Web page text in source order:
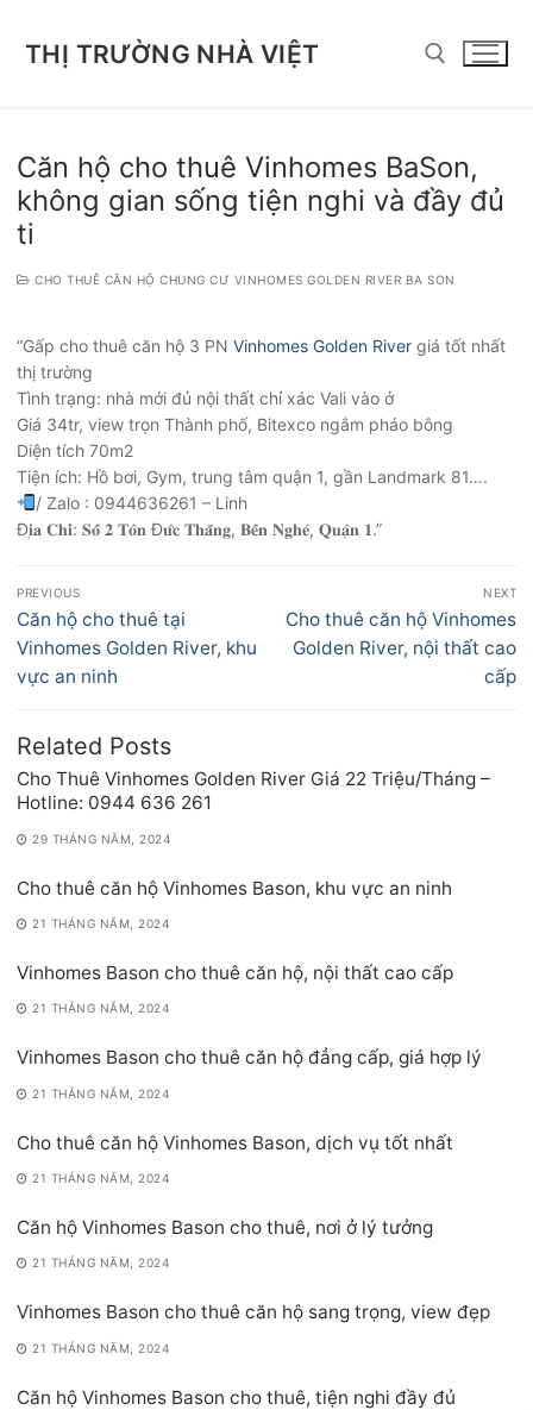
THỊ TRƯỜNG NHÀ VIỆT
Căn hộ cho thuê Vinhomes BaSon,
không gian sống tiện nghi và đầy đủ
ti
CHO THUÊ CĂN HỘ CHUNG CƯ VINHOMES GOLDEN RIVER BA SON
“Gấp cho thuê căn hộ 3 PN Vinhomes Golden River giá tốt nhất
thị trường
Tình trạng: nhà mới đủ nội thất chỉ xác Vali vào ở
Giá 34tr, view trọn Thành phố, Bitexco ngắm pháo bông
Diện tích 70m2
Tiện ích: Hồ bơi, Gym, trung tâm quận 1, gần Landmark 81….
/ Zalo : 0944636261 – Linh
Đ𝐢̣𝐚 𝐂𝐡𝐢̉: 𝐒𝐨̂́ 𝟐 𝐓𝐨̂𝐧 Đ𝐮̛́𝐜 𝐓𝐡𝐚̆́𝐧𝐠, 𝐁𝐞̂́𝐧 𝐍𝐠𝐡𝐞́, 𝐐𝐮𝐚̣̂𝐧 𝟏.”
Điều
hướng
bài
viết
PREVIOUS
Previous
post:
Căn hộ cho thuê tại
Vinhomes Golden River, khu
vực an ninh
NEXT
Next
post:
Cho thuê căn hộ Vinhomes
Golden River, nội thất cao
cấp
Related Posts
Cho Thuê Vinhomes Golden River Giá 22 Triệu/Tháng –
Hotline: 0944 636 261
29 THÁNG NĂM, 2024
Cho thuê căn hộ Vinhomes Bason, khu vực an ninh
21 THÁNG NĂM, 2024
Vinhomes Bason cho thuê căn hộ, nội thất cao cấp
21 THÁNG NĂM, 2024
Vinhomes Bason cho thuê căn hộ đẳng cấp, giá hợp lý
21 THÁNG NĂM, 2024
Cho thuê căn hộ Vinhomes Bason, dịch vụ tốt nhất
21 THÁNG NĂM, 2024
Căn hộ Vinhomes Bason cho thuê, nơi ở lý tưởng
21 THÁNG NĂM, 2024
Vinhomes Bason cho thuê căn hộ sang trọng, view đẹp
21 THÁNG NĂM, 2024
Căn hộ Vinhomes Bason cho thuê, tiện nghi đầy đủ